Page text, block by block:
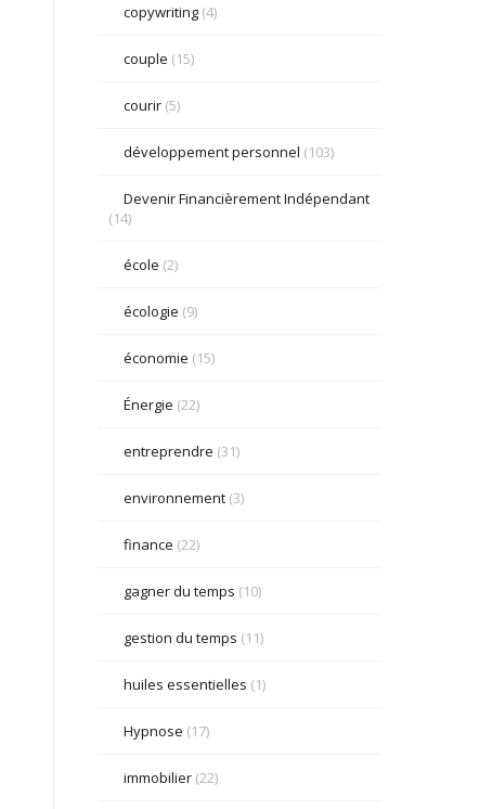
copywriting(4)
couple (15)
courir(5)
développement personnel (103)
Devenir Financièrement Indépendant
(14)
école (2)
écologie (9)
économie (15)
Énergie (22)
entreprendre (31)
environnement(3)
finance (22)
gagner du temps (10)
gestion du temps (11)
huiles essentielles (1)
Hypnose (17)
immobilier(22)